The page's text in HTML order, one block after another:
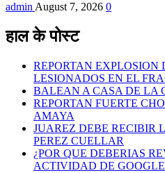
adminAugust 7, 2026 0
हाल के पोस्ट
REPORTAN EXPLOSION
LESIONADOS EN EL
BALEAN A CASA DE LA
REPORTAN FUERTE
AMAYA
JUAREZ DEBE RECIBIR
PEREZ CUELLAR
¿POR QUE DEBERIAS
ACTIVIDAD DE